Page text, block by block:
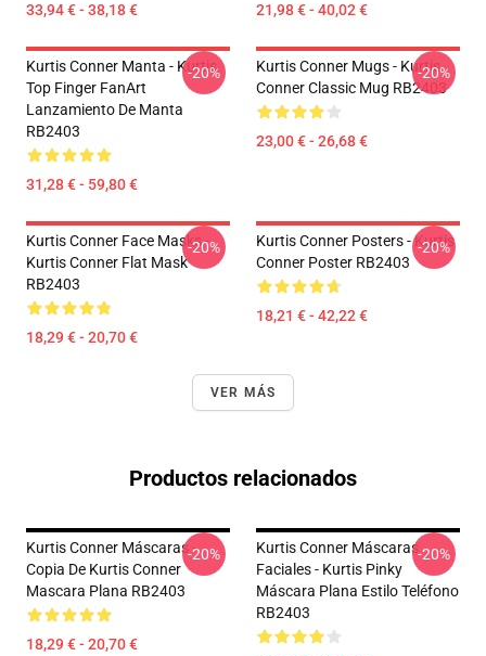
33,94 € - 38,18 € 21,98 € - 40,02 €
Kurtis Conner Manta - Kurtis
Top Finger FanArt
Lanzamiento De Manta
RB2403
31,28 € - 59,80 €
-20%
Kurtis Conner Mugs - Kurtis
Conner Classic Mug RB2403
23,00 € - 26,68 €
-20%
Kurtis Conner Face Masks -
Kurtis Conner Flat Mask
RB2403
18,29 € - 20,70 €
-20%
Kurtis Conner Posters - Kurtis
Conner Poster RB2403
18,21 € - 42,22 €
-20%
VER MÁS
Productos relacionados
Kurtis Conner Máscaras -
Copia De Kurtis Conner
Mascara Plana RB2403
18,29 € - 20,70 €
-20%
Kurtis Conner Máscaras
Faciales - Kurtis Pinky
Máscara Plana Estilo Teléfono
RB2403
-20%